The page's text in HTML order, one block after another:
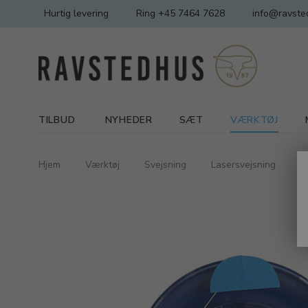
Hurtig levering Ring +45 7464 7628
TILBUD NYHEDER SÆT VÆRKTØJ
Hjem Værktøj Svejsning Lasersvejsning